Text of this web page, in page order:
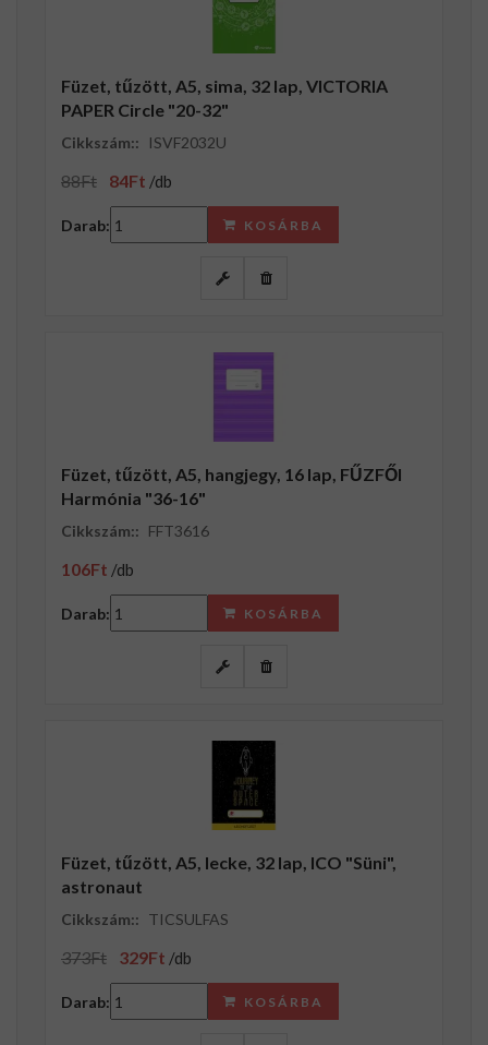
Füzet, tűzött, A5, sima, 32 lap, VICTORIA
PAPER Circle "20-32"
Cikkszám:: ISVF2032U
88Ft 84Ft /db
Darab: KOSÁRBA
Füzet, tűzött, A5, hangjegy, 16 lap, FŰZFŐI
Harmónia "36-16"
Cikkszám:: FFT3616
106Ft /db
Darab: KOSÁRBA
Füzet, tűzött, A5, lecke, 32 lap, ICO "Süni",
astronaut
Cikkszám:: TICSULFAS
373Ft 329Ft /db
Darab: KOSÁRBA